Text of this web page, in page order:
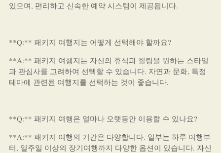
있으며, 편리하고 신속한 예약 시스템이 제공됩니다.
**Q:** 패키지 여행지는 어떻게 선택해야 할까요?
**A:** 패키지 여행지는 자신의 휴식과 힐링을 원하는 스타일
과 관심사를 고려하여 선택할 수 있습니다. 자연과 문화, 특정
테마에 관련된 여행지를 선택하는 것이 좋습니다.
**Q:** 패키지 여행은 얼마나 오랫동안 이용할 수 있나요?
**A:** 패키지 여행의 기간은 다양합니다. 일부는 하루 여행부
터, 일주일 이상의 장기여행까지 다양한 옵션이 있습니다. 자신